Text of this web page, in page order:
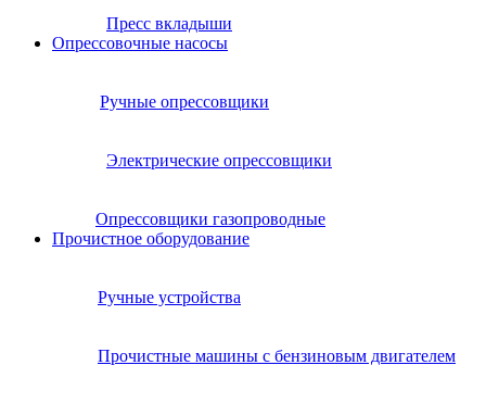
Пресс вкладыши
Опрессовочные насосы
Ручные опрессовщики
Электрические опрессовщики
Опрессовщики газопроводные
Прочистное оборудование
Ручные устройства
Прочистные машины с бензиновым двигателем